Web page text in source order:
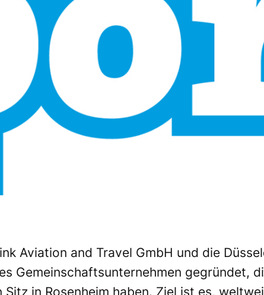
Aviation and Travel GmbH und die
Gemeinschaftsunternehmen gegründet,
in Rosenheim haben. Ziel ist es,